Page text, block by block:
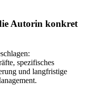
Autorin konkret
spezifisches
und langfristige